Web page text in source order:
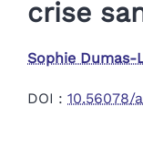
crise
Sophie Dumas-
DOI : 10.56078/